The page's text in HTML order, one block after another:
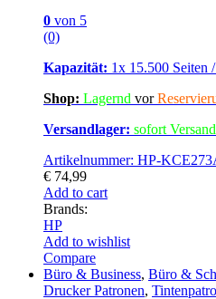
0 von 5
(0)
Kapazität: 1x 15.500 Seiten
Shop: Lagernd vor
Versandlager: sofort
Artikelnummer: HP-
€ 74,99
Add to cart
Brands:
HP
Add to wishlist
Compare
Büro & Business, Büro &
Drucker Patronen,